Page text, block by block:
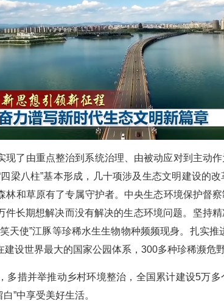
现了由重点整治到系统治理、由被动应对到主动
梁八柱”基本形成，几十项涉及生态文明建设的
林和草原有了专属守护者。中央生态环境保护督
长期想解决而没有解决的生态环境问题。坚持
天使”江豚等珍稀水生生物物种频频现身。扎实
设世界最大的国家公园体系，300多种珍稀濒危
多措并举推动乡村环境整治，全国累计建设5万
”中享受美好生活。